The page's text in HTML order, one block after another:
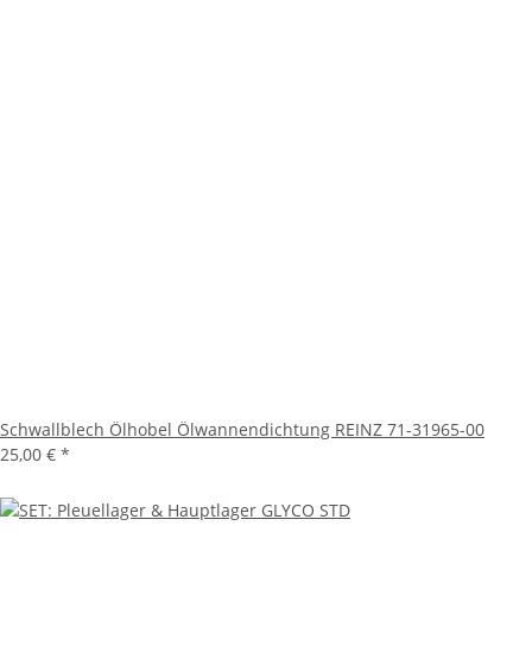
Schwallblech Ölhobel Ölwannendichtung REINZ 71-31965-00
25,00 € *